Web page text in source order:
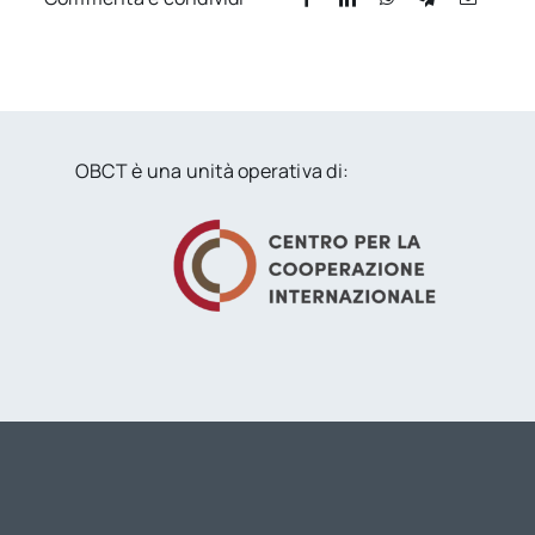
OBCT è una unità operativa di: